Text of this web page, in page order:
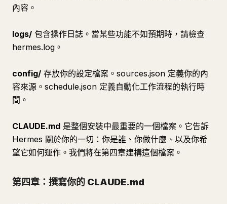
內容。
logs/ 包含操作日誌。當某些功能不如預期時，請檢查
hermes.log。
config/ 存放你的設定檔案。sources.json 定義你的內
容來源。schedule.json 定義自動化工作流程的執行時
間。
CLAUDE.md 是整個安裝中最重要的一個檔案。它告訴
Hermes 關於你的一切：你是誰、你做什麼、以及你希
望它如何運作。我們將在第四章建構這個檔案。
第四章：撰寫你的 CLAUDE.md